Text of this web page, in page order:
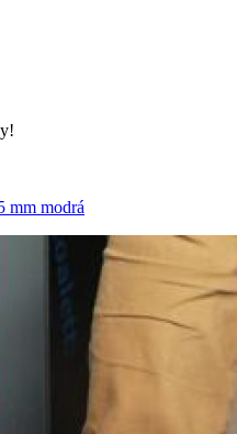
mm modrá